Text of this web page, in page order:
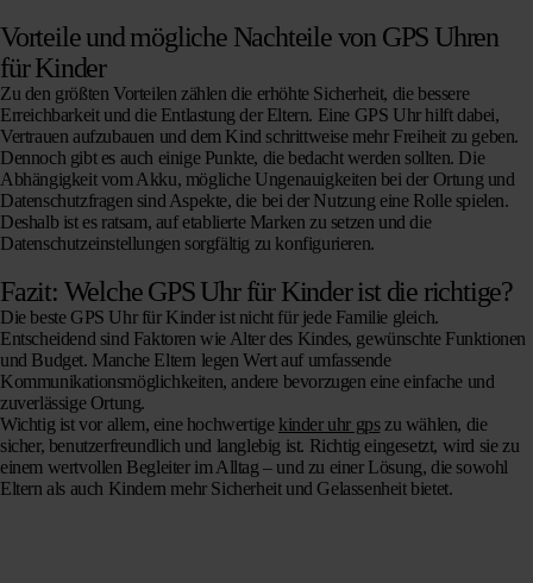
Vorteile und mögliche Nachteile von GPS Uhren
für Kinder
Zu den größten Vorteilen zählen die erhöhte Sicherheit, die bessere
Erreichbarkeit und die Entlastung der Eltern. Eine GPS Uhr hilft dabei,
Vertrauen aufzubauen und dem Kind schrittweise mehr Freiheit zu geben.
Dennoch gibt es auch einige Punkte, die bedacht werden sollten. Die
Abhängigkeit vom Akku, mögliche Ungenauigkeiten bei der Ortung und
Datenschutzfragen sind Aspekte, die bei der Nutzung eine Rolle spielen.
Deshalb ist es ratsam, auf etablierte Marken zu setzen und die
Datenschutzeinstellungen sorgfältig zu konfigurieren.
Fazit: Welche GPS Uhr für Kinder ist die richtige?
Die beste GPS Uhr für Kinder ist nicht für jede Familie gleich.
Entscheidend sind Faktoren wie Alter des Kindes, gewünschte Funktionen
und Budget. Manche Eltern legen Wert auf umfassende
Kommunikationsmöglichkeiten, andere bevorzugen eine einfache und
zuverlässige Ortung.
Wichtig ist vor allem, eine hochwertige kinder uhr gpszu wählen, die
sicher, benutzerfreundlich und langlebig ist. Richtig eingesetzt, wird sie zu
einem wertvollen Begleiter im Alltag – und zu einer Lösung, die sowohl
Eltern als auch Kindern mehr Sicherheit und Gelassenheit bietet.